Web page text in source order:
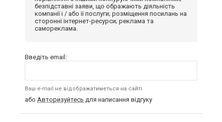
безпідставні заяви, що ображають діяльність
компанії і / або її послуги; розміщення посилань на
сторонні інтернет-ресурси; реклама та
самореклама.
Введіть email:
Ваш e-mail не відображатиметься на сайті
або Авторизуйтесь для написання відгуку